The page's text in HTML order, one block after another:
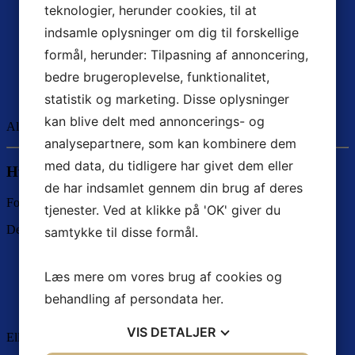
E-mails
Dokumenter og PDF’er
Tilbud og økonomiske datawww.billy.dk
Interne noter og opfølgninger
Alt er samlet ét sted. Tilgængeligt. Struktureret.
Hvorfor er det afgørende?
Fordi vækst ikke sker tilfældigt.
Den opstår, når virksomheden:
Skaber positive kundeoplevelser
Udnytter hele kundens potentiale
Ellers sker det uundgåelige:
teknologier, herunder cookies, til at
indsamle oplysninger om dig til forskellige
formål, herunder: Tilpasning af annoncering,
bedre brugeroplevelse, funktionalitet,
statistik og marketing. Disse oplysninger
kan blive delt med annoncerings- og
analysepartnere, som kan kombinere dem
med data, du tidligere har givet dem eller
de har indsamlet gennem din brug af deres
tjenester. Ved at klikke på 'OK' giver du
samtykke til disse formål.
Læs mere om vores brug af cookies og
behandling af persondata her.
VIS DETALJER